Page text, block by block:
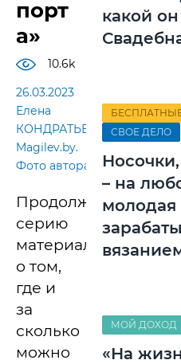
порт
а»
10.6k
26.03.2023
Елена
КОНДРАТЬЕВА,
Magilev.by.
Фото автора
Продолжаем
серию
материалов
о том,
где и
за
сколько
можно
какой
СВОЕ ДЕЛО
– на
МОЙ ДОХОД
«На